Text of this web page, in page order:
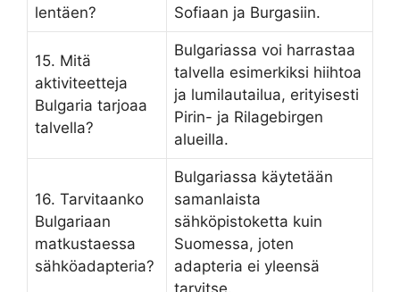
lentäen?
Sofiaan ja Burgasiin.
15. Mitä
aktiviteetteja
Bulgaria tarjoaa
talvella?
Bulgariassa voi harrastaa
talvella esimerkiksi hiihtoa
ja lumilautailua, erityisesti
Pirin- ja Rilagebirgen
alueilla.
16. Tarvitaanko
Bulgariaan
matkustaessa
sähköadapteria?
Bulgariassa käytetään
samanlaista
sähköpistoketta kuin
Suomessa, joten
adapteria ei yleensä
tarvitse.